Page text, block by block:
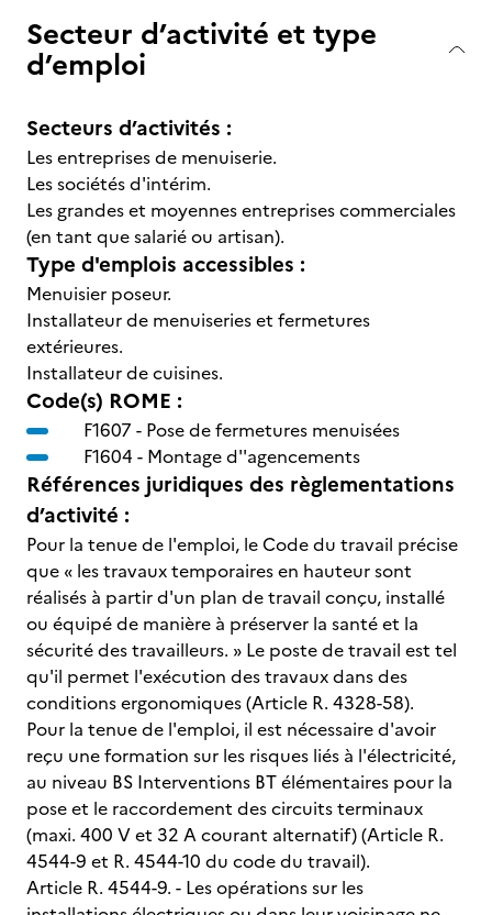
Secteur d’activité et type
d’emploi
Secteurs d’activités :
Les entreprises de menuiserie.
Les sociétés d'intérim.
Les grandes et moyennes entreprises commerciales
(en tant que salarié ou artisan).
Type d'emplois accessibles :
Menuisier poseur.
Installateur de menuiseries et fermetures
extérieures.
Installateur de cuisines.
Code(s) ROME :
F1607 - Pose de fermetures menuisées
F1604 - Montage d''agencements
Références juridiques des règlementations
d’activité :
Pour la tenue de l'emploi, le Code du travail précise
que « les travaux temporaires en hauteur sont
réalisés à partir d'un plan de travail conçu, installé
ou équipé de manière à préserver la santé et la
sécurité des travailleurs. » Le poste de travail est tel
qu'il permet l'exécution des travaux dans des
conditions ergonomiques (Article R. 4328-58).
Pour la tenue de l'emploi, il est nécessaire d'avoir
reçu une formation sur les risques liés à l'électricité,
au niveau BS Interventions BT élémentaires pour la
pose et le raccordement des circuits terminaux
(maxi. 400 V et 32 A courant alternatif) (Article R.
4544-9 et R. 4544-10 du code du travail).
Article R. 4544-9. - Les opérations sur les